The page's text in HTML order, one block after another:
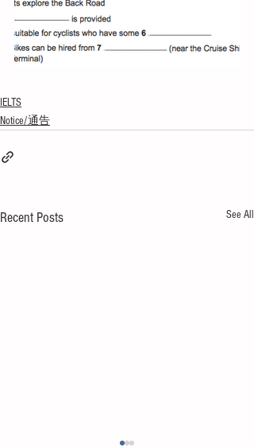
IELTS
Notice/通告
Recent Posts See All